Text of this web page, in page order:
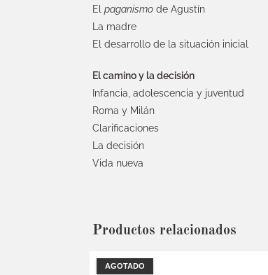
El paganismo de Agustín
La madre
El desarrollo de la situación inicial
El camino y la decisión
Infancia, adolescencia y juventud
Roma y Milán
Clarificaciones
La decisión
Vida nueva
Productos relacionados
AGOTADO